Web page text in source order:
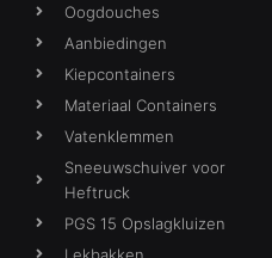
Oogdouches
Aanbiedingen
Kiepcontainers
Materiaal Containers
Vatenklemmen
Sneeuwschuiver voor
Heftruck
PGS 15 Opslagkluizen